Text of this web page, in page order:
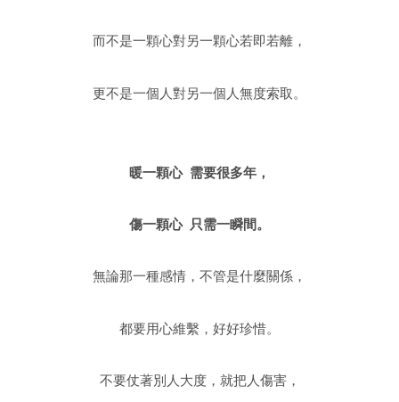
而不是一顆心對另一顆心若即若離，
更不是一個人對另一個人無度索取。
暖一顆心 需要很多年，
傷一顆心 只需一瞬間。
無論那一種感情，不管是什麼關係，
都要用心維繫，好好珍惜。
不要仗著別人大度，就把人傷害，